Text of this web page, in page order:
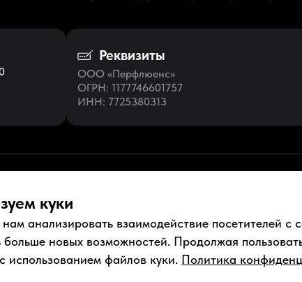
Реквизиты
ООО «Перфлюенс»
ОГРН: 1177746601757
ИНН: 7725380313
документыУсловия использованияПользовательское
конфиденциальности
куки
анализировать взаимодействие посетителей с
больше новых возможностей. Продолжая
использованием файлов куки. Политика